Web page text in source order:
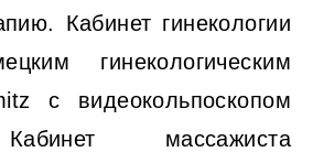
Кабинет гинекологии
гинекологическим
с видеокольпоскопом
массажиста